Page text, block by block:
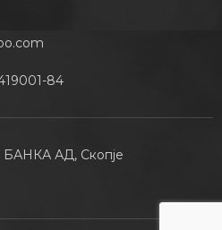
84
АД, Скопје